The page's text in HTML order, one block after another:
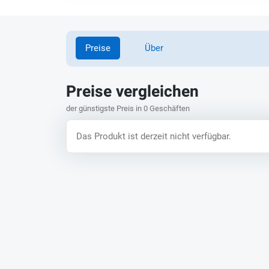
Preise Über
Preise vergleichen
der günstigste Preis in 0 Geschäften
Das Produkt ist derzeit nicht verfügbar.